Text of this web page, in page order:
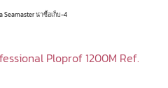
Ploprof 1200M Ref.